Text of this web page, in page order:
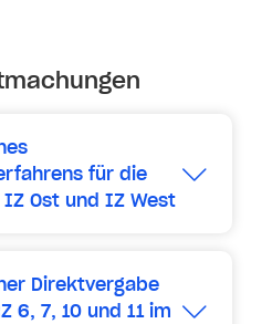
für die
Ost und IZ West
Direktvergabe
6, 7, 10 und 11 im